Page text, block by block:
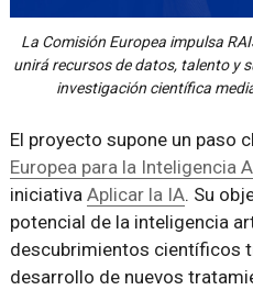
La Comisión Europea impulsa
unirá recursos de datos, talento y
investigación científica
El proyecto supone un paso
Europea para la Inteligencia
iniciativa Aplicar la IA. Su
potencial de la inteligencia
descubrimientos científicos
desarrollo de nuevos